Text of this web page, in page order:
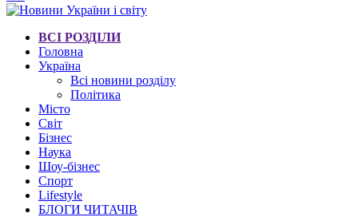
ВСІ РОЗДІЛИ
Головна
Україна
Всі новини розділу
Політика
Місто
Світ
Бізнес
Наука
Шоу-бізнес
Спорт
Lifestyle
БЛОГИ ЧИТАЧІВ